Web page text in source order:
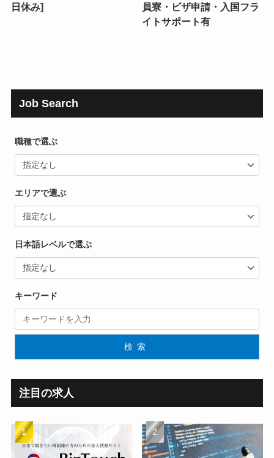
日休み]
員寮・ビザ申請・入国フラ
イトサポート有
Job Search
職種で選ぶ
エリアで選ぶ
日本語レベルで選ぶ
キーワード
検索
注目の求人